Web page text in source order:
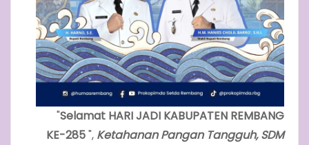
"Selamat HARI JADI KABUPATEN REMBANG
KE-285", Ketahanan Pangan Tangguh, SDM